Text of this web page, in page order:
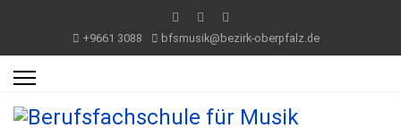
+9661 3088 bfsmusik@bezirk-oberpfalz.de